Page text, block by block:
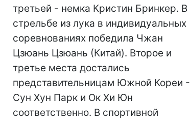
третьей - немка Кристин Бринкер. В
стрельбе из лука в индивидуальных
соревнованиях победила Чжан
Цзюань Цзюань (Китай). Второе и
третье места достались
представительницам Южной Кореи -
Сун Хун Парк и Ок Хи Юн
соответственно. В спортивной